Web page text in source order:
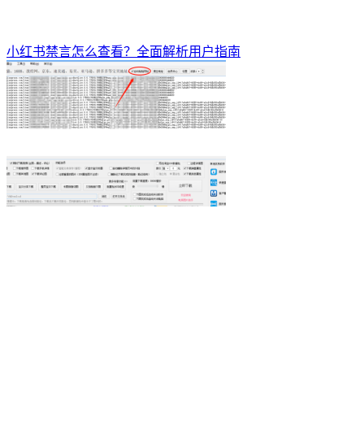
小红书禁言怎么查看？全面解析用户指南